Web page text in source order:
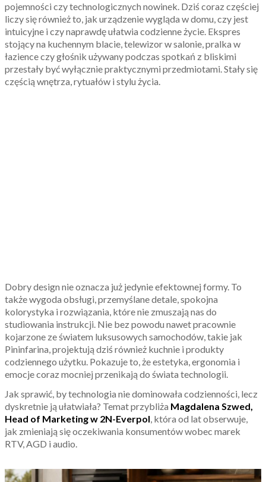
pojemności czy technologicznych nowinek. Dziś coraz częściej
liczy się również to, jak urządzenie wygląda w domu, czy jest
intuicyjne i czy naprawdę ułatwia codzienne życie. Ekspres
stojący na kuchennym blacie, telewizor w salonie, pralka w
łazience czy głośnik używany podczas spotkań z bliskimi
przestały być wyłącznie praktycznymi przedmiotami. Stały się
częścią wnętrza, rytuałów i stylu życia.
Dobry design nie oznacza już jedynie efektownej formy. To
także wygoda obsługi, przemyślane detale, spokojna
kolorystyka i rozwiązania, które nie zmuszają nas do
studiowania instrukcji. Nie bez powodu nawet pracownie
kojarzone ze światem luksusowych samochodów, takie jak
Pininfarina, projektują dziś również kuchnie i produkty
codziennego użytku. Pokazuje to, że estetyka, ergonomia i
emocje coraz mocniej przenikają do świata technologii.
Jak sprawić, by technologia nie dominowała codzienności, lecz
dyskretnie ją ułatwiała? Temat przybliża Magdalena Szwed,
Head of Marketing w 2N-Everpol, która od lat obserwuje,
jak zmieniają się oczekiwania konsumentów wobec marek
RTV, AGD i audio.